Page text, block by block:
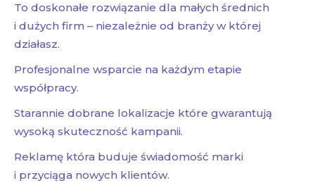
To doskonałe rozwiązanie dla małych średnich
i dużych firm – niezależnie od branży w której
działasz.
Profesjonalne wsparcie na każdym etapie
współpracy.
Starannie dobrane lokalizacje które gwarantują
wysoką skuteczność kampanii.
Reklamę która buduje świadomość marki
i przyciąga nowych klientów.